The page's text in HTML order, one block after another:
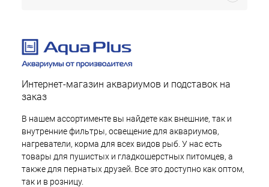
Интернет-магазин аквариумов и подставок на
заказ
В нашем ассортименте вы найдете как внешние, так и
внутренние фильтры, освещение для аквариумов,
нагреватели, корма для всех видов рыб. У нас есть
товары для пушистых и гладкошерстных питомцев, а
также для пернатых друзей. Все это доступно как оптом,
так и в розницу.